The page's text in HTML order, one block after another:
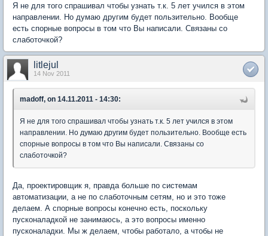
Я не для того спрашивал чтобы узнать т.к. 5 лет учился в этом
направлении. Но думаю другим будет пользительно. Вообще
есть спорные вопросы в том что Вы написали. Связаны со
слаботочкой?
litlejul
14 Nov 2011
madoff, on 14.11.2011 - 14:30:
Я не для того спрашивал чтобы узнать т.к. 5 лет учился в этом
направлении. Но думаю другим будет пользительно. Вообще есть
спорные вопросы в том что Вы написали. Связаны со
слаботочкой?
Да, проектировщик я, правда больше по системам
автоматизации, а не по слаботочным сетям, но и это тоже
делаем. А спорные вопросы конечно есть, поскольку
пусконаладкой не занимаюсь, а это вопросы именно
пусконаладки. Мы ж делаем, чтобы работало, а чтобы не